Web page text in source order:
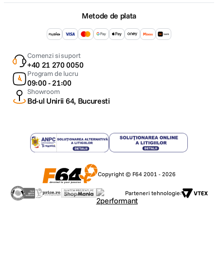
Metode de plata
Comenzi si suport
+40 21 270 0050
Program de lucru
09:00 - 21:00
Showroom
Bd-ul Unirii 64, Bucuresti
Copyright © F64 2001 - 2026
Parteneri tehnologie: